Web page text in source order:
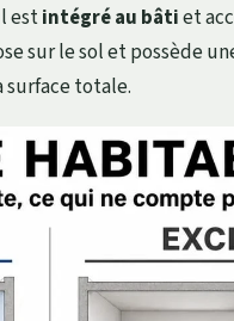
estintégré au bâtiet
sur le sol et possède
surface totale.